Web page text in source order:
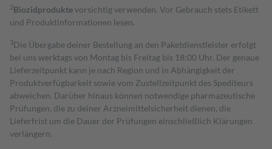
2Biozidproduktevorsichtig verwenden. Vor Gebrauch stets Etikett
und Produktinformationen lesen.
3Die Übergabe deiner Bestellung an den Paketdienstleister erfolgt
bei uns werktags von Montag bis Freitag bis 18:00 Uhr. Der genaue
Lieferzeitpunkt kann je nach Region und in Abhängigkeit der
Produktverfügbarkeit sowie vom Zustellzeitpunkt des Spediteurs
abweichen. Darüber hinaus können notwendige pharmazeutische
Prüfungen, die zu deiner Arzneimittelsicherheit dienen, die
Lieferfrist um die Dauer der Prüfungen einschließlich Klärungen
verlängern.